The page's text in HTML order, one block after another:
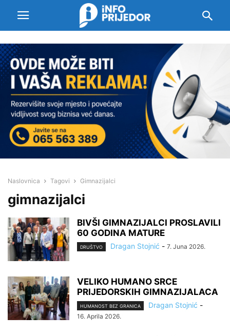
Naslovnica Tagovi Gimnazijalci
gimnazijalci
BIVŠI GIMNAZIJALCI PROSLAVILI
60 GODINA MATURE
DRUŠTVO Dragan Stojnić - 7. Juna 2026.
VELIKO HUMANO SRCE
PRIJEDORSKIH GIMNAZIJALACA
HUMANOST BEZ GRANICA Dragan Stojnić -
16. Aprila 2026.